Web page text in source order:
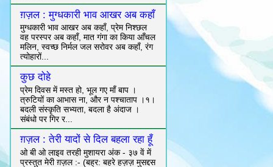
ग़ज़ल : मुग्धकारी भाव आखर अब कहाँ
मुग्धकारी भाव आखर अब कहाँ, प्रेम निश्छल
वह परस्पर अब कहाँ, मात गंगा का किया आँचल
मलिन, स्वच्छ निर्मल जल सरोवर अब कहाँ, रंग
त्योहारों...
कुछ दोहे
प्रेम दिवस में मस्त हो, भूल गए माँ बाप ।
त्रुटियों का आभास ना, और न पश्चाताप ।१।
बदली संस्कृति सभ्यता, बदला है अंदाज ।
संबंधो पर गिर र...
ग़ज़ल : तेरी यादों से दिल बहला रहा हूँ
ओ बी ओ लाइव तरही मुशायरा अंक - ३७ वें में
प्रस्तुत मेरी ग़ज़ल :- (बह्र: बहरे हज़ज़ मुसद्दस